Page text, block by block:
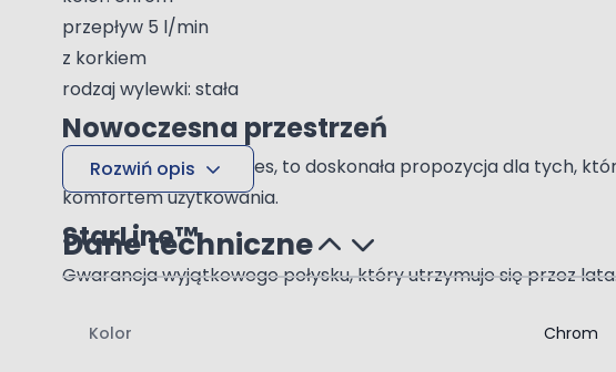
przepływ 5 l/min
z korkiem
rodzaj wylewki: stała
Nowoczesna przestrzeń
Kolekcja Oltens Hamnes, to doskonała propozycja dla tych,
komfortem użytkowania.
StarLine™
Gwarancja wyjątkowego połysku, który utrzymuje się przez
Rozwiń opis
Dane techniczne
Kolor Chrom